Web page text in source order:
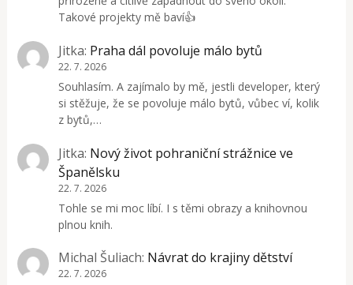
Takové projekty mě baví👍
Jitka: Praha dál povoluje málo bytů
22. 7. 2026
Souhlasím. A zajímalo by mě, jestli developer, který
si stěžuje, že se povoluje málo bytů, vůbec ví, kolik
z bytů,…
Jitka: Nový život pohraniční strážnice ve
Španělsku
22. 7. 2026
Tohle se mi moc líbí. I s těmi obrazy a knihovnou
plnou knih.
Michal Šuliach: Návrat do krajiny dětství
22. 7. 2026